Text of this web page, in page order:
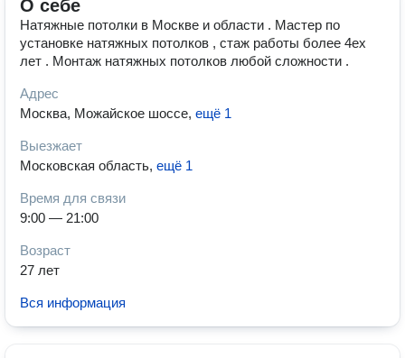
О себе
Натяжные потолки в Москве и области . Мастер по
установке натяжных потолков , стаж работы более 4ех
лет . Монтаж натяжных потолков любой сложности .
Адрес
Москва, Можайское шоссе, ещё 1
Выезжает
Московская область, ещё 1
Время для связи
9:00 — 21:00
Возраст
27 лет
Вся информация